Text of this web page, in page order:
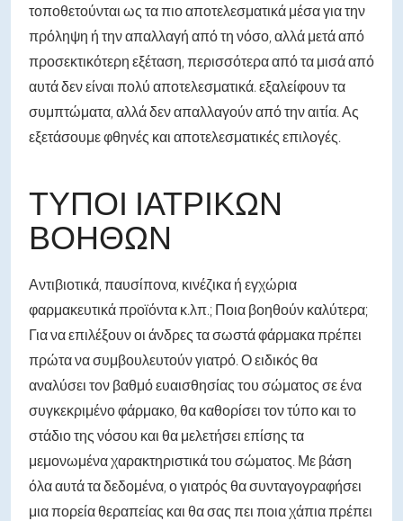
τοποθετούνται ως τα πιο αποτελεσματικά μέσα για την
πρόληψη ή την απαλλαγή από τη νόσο, αλλά μετά από
προσεκτικότερη εξέταση, περισσότερα από τα μισά από
αυτά δεν είναι πολύ αποτελεσματικά. εξαλείφουν τα
συμπτώματα, αλλά δεν απαλλαγούν από την αιτία. Ας
εξετάσουμε φθηνές και αποτελεσματικές επιλογές.
ΤΎΠΟΙ ΙΑΤΡΙΚΏΝ
ΒΟΗΘΏΝ
Αντιβιοτικά, παυσίπονα, κινέζικα ή εγχώρια
φαρμακευτικά προϊόντα κ.λπ.; Ποια βοηθούν καλύτερα;
Για να επιλέξουν οι άνδρες τα σωστά φάρμακα πρέπει
πρώτα να συμβουλευτούν γιατρό. Ο ειδικός θα
αναλύσει τον βαθμό ευαισθησίας του σώματος σε ένα
συγκεκριμένο φάρμακο, θα καθορίσει τον τύπο και το
στάδιο της νόσου και θα μελετήσει επίσης τα
μεμονωμένα χαρακτηριστικά του σώματος. Με βάση
όλα αυτά τα δεδομένα, ο γιατρός θα συνταγογραφήσει
μια πορεία θεραπείας και θα σας πει ποια χάπια πρέπει